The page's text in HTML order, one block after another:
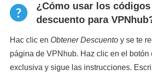
¿Cómo usar los
descuento para
Hac clic en Obtener Descuento y se te
página de VPNhub. Haz clic en el botón
exclusiva y sigue las instrucciones.